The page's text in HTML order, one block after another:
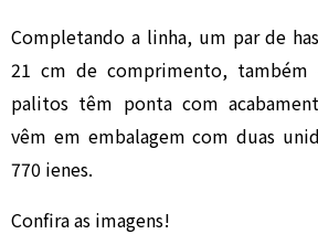
Completando a linha, um par de
21 cm de comprimento, também
palitos têm ponta com
vêm em embalagem com duas
770 ienes.
Confira as imagens!